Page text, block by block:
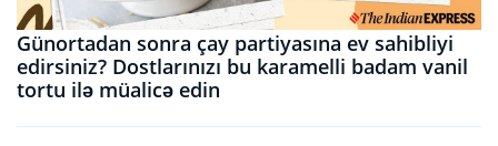
Günortadan sonra çay partiyasına ev sahibliyi
edirsiniz? Dostlarınızı bu karamelli badam vanil
tortu ilə müalicə edin